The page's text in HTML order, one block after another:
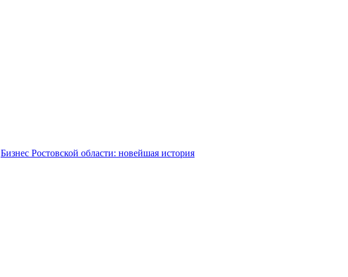
Бизнес Ростовской области: новейшая история